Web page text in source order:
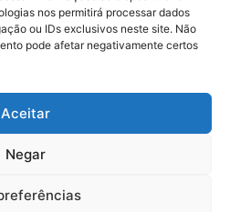
nos permitirá processar dados
ou IDs exclusivos neste site. Não
pode afetar negativamente certos
Aceitar
Negar
cj 1905
04711-130
PR